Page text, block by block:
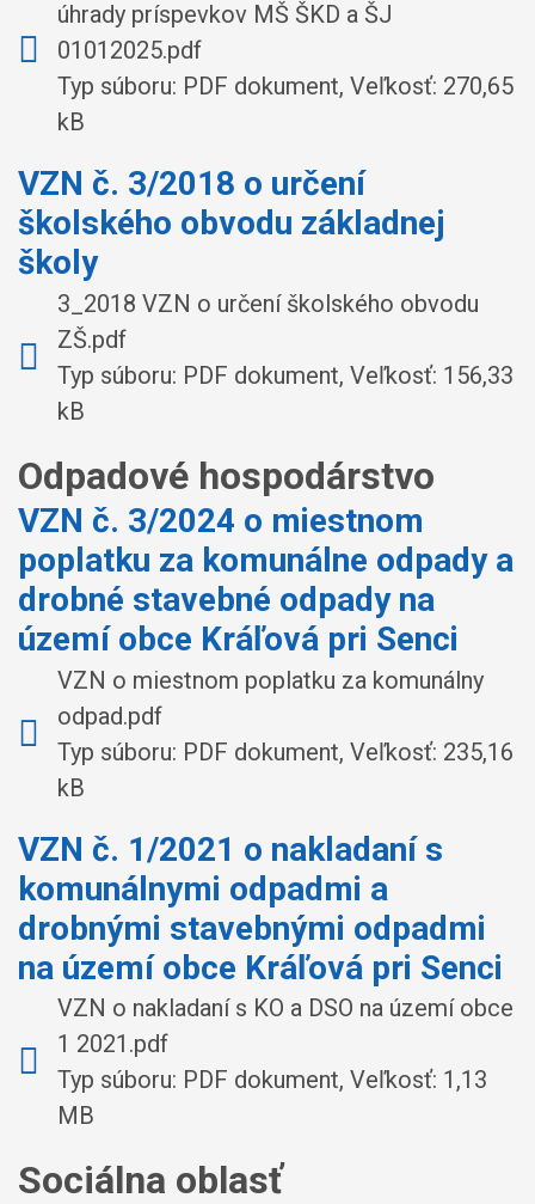
úhrady príspevkov MŠ ŠKD a ŠJ
01012025.pdf
Typ súboru: PDF dokument, Veľkosť: 270,65
kB
VZN č. 3/2018 o určení
školského obvodu základnej
školy
3_2018 VZN o určení školského obvodu
ZŠ.pdf
Typ súboru: PDF dokument, Veľkosť: 156,33
kB
Odpadové hospodárstvo
VZN č. 3/2024 o miestnom
poplatku za komunálne odpady a
drobné stavebné odpady na
území obce Kráľová pri Senci
VZN o miestnom poplatku za komunálny
odpad.pdf
Typ súboru: PDF dokument, Veľkosť: 235,16
kB
VZN č. 1/2021 o nakladaní s
komunálnymi odpadmi a
drobnými stavebnými odpadmi
na území obce Kráľová pri Senci
VZN o nakladaní s KO a DSO na území obce
1 2021.pdf
Typ súboru: PDF dokument, Veľkosť: 1,13
MB
Sociálna oblasť